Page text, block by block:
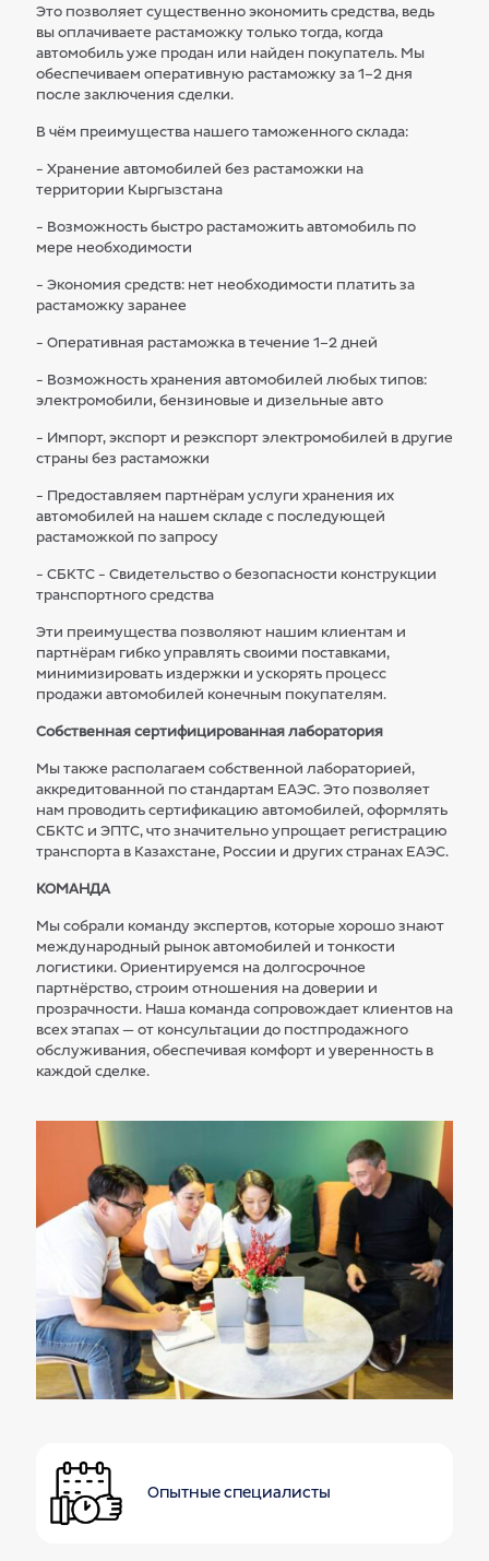
Это позволяет существенно экономить средства, ведь
вы оплачиваете растаможку только тогда, когда
автомобиль уже продан или найден покупатель. Мы
обеспечиваем оперативную растаможку за 1–2 дня
после заключения сделки.
В чём преимущества нашего таможенного склада:
- Хранение автомобилей без растаможки на
территории Кыргызстана
- Возможность быстро растаможить автомобиль по
мере необходимости
- Экономия средств: нет необходимости платить за
растаможку заранее
- Оперативная растаможка в течение 1–2 дней
- Возможность хранения автомобилей любых типов:
электромобили, бензиновые и дизельные авто
- Импорт, экспорт и реэкспорт электромобилей в другие
страны без растаможки
- Предоставляем партнёрам услуги хранения их
автомобилей на нашем складе с последующей
растаможкой по запросу
- СБКТС - Свидетельство о безопасности конструкции
транспортного средства
Эти преимущества позволяют нашим клиентам и
партнёрам гибко управлять своими поставками,
минимизировать издержки и ускорять процесс
продажи автомобилей конечным покупателям.
Собственная сертифицированная лаборатория
Мы также располагаем собственной лабораторией,
аккредитованной по стандартам ЕАЭС. Это позволяет
нам проводить сертификацию автомобилей, оформлять
СБКТС и ЭПТС, что значительно упрощает регистрацию
транспорта в Казахстане, России и других странах ЕАЭС.
КОМАНДА
Мы собрали команду экспертов, которые хорошо знают
международный рынок автомобилей и тонкости
логистики. Ориентируемся на долгосрочное
партнёрство, строим отношения на доверии и
прозрачности. Наша команда сопровождает клиентов на
всех этапах — от консультации до постпродажного
обслуживания, обеспечивая комфорт и уверенность в
каждой сделке.
Опытные специалисты